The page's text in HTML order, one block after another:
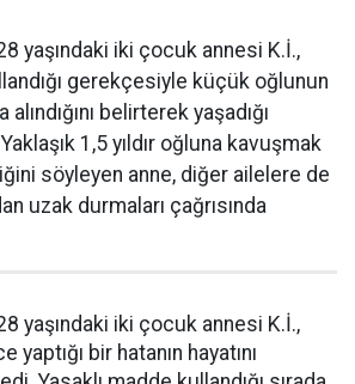
yaşındaki iki çocuk annesi K.İ.,
gerekçesiyle küçük oğlunun
belirterek yaşadığı
1,5 yıldır oğluna kavuşmak
söyleyen anne, diğer ailelere de
uzak durmaları çağrısında
yaşındaki iki çocuk annesi K.İ.,
yaptığı bir hatanın hayatını